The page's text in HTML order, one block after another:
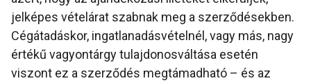
jelképes vételárat szabnak meg a szerződésekben.
Cégátadáskor, ingatlanadásvételnél, vagy más, nagy
értékű vagyontárgy tulajdonosváltása esetén
viszont ez a szerződés megtámadható – és az